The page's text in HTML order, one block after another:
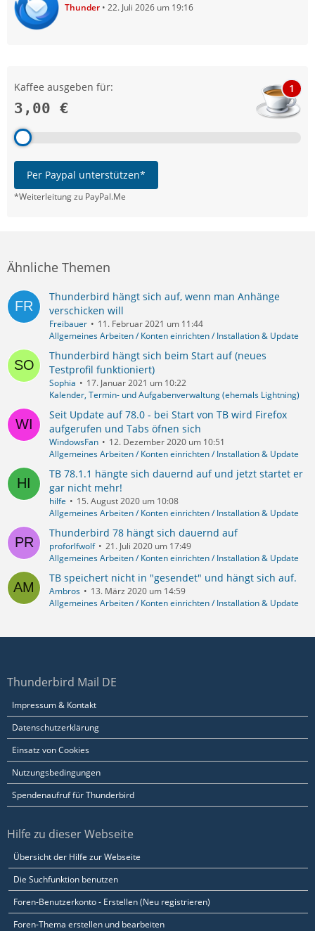
Thunder 22. Juli 2026 um 19:16
Kaffee ausgeben für:
3,00 €
1
Per Paypal unterstützen*
*Weiterleitung zu PayPal.Me
Ähnliche Themen
Thunderbird hängt sich auf, wenn man Anhänge
verschicken will
Freibauer
11. Februar 2021 um 11:44
Allgemeines Arbeiten / Konten einrichten / Installation & Update
Thunderbird hängt sich beim Start auf (neues
Testprofil funktioniert)
Sophia
17. Januar 2021 um 10:22
Kalender, Termin- und Aufgabenverwaltung (ehemals Lightning)
Seit Update auf 78.0 - bei Start von TB wird Firefox
aufgerufen und Tabs öfnen sich
WindowsFan
12. Dezember 2020 um 10:51
Allgemeines Arbeiten / Konten einrichten / Installation & Update
TB 78.1.1 hängte sich dauernd auf und jetzt startet er
gar nicht mehr!
hilfe
15. August 2020 um 10:08
Allgemeines Arbeiten / Konten einrichten / Installation & Update
Thunderbird 78 hängt sich dauernd auf
proforlfwolf
21. Juli 2020 um 17:49
Allgemeines Arbeiten / Konten einrichten / Installation & Update
TB speichert nicht in "gesendet" und hängt sich auf.
Ambros
13. März 2020 um 14:59
Allgemeines Arbeiten / Konten einrichten / Installation & Update
Thunderbird Mail DE
Impressum & Kontakt
Datenschutzerklärung
Einsatz von Cookies
Nutzungsbedingungen
Spendenaufruf für Thunderbird
Hilfe zu dieser Webseite
Übersicht der Hilfe zur Webseite
Die Suchfunktion benutzen
Foren-Benutzerkonto - Erstellen (Neu registrieren)
Foren-Thema erstellen und bearbeiten